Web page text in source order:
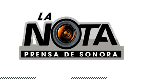
La Nota Prensa De Sonora